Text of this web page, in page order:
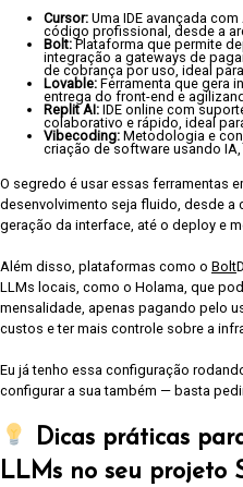
Cursor: Uma IDE avançada
código profissional, desde a
Bolt:Plataforma que permite
integração a gateways de
de cobrança por uso, ideal para
Lovable: Ferramenta que gera
entrega do front-end e
Replit AI: IDE online com
colaborativo e rápido, ideal
Vibecoding: Metodologia e
criação de software usando
O segredo é usar essas ferramentas
desenvolvimento seja fluido, desde a
geração da interface, até o deploy e
Além disso, plataformas como o Bolt
LLMs locais, como o Holama, que
mensalidade, apenas pagando pelo
custos e ter mais controle sobre a
Eu já tenho essa configuração
configurar a sua também — basta
Dicas práticas
LLMs no seu projeto